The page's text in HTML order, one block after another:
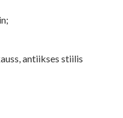
antiikses stiilis